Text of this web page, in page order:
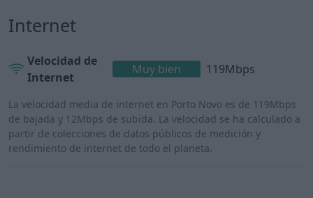
Internet
Velocidad de
Internet
Muy bien 119Mbps
La velocidad media de internet en Porto Novo es de 119Mbps
de bajada y 12Mbps de subida. La velocidad se ha calculado a
partir de colecciones de datos públicos de medición y
rendimiento de internet de todo el planeta.